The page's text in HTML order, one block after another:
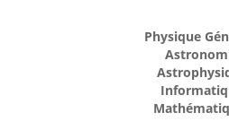
Physique